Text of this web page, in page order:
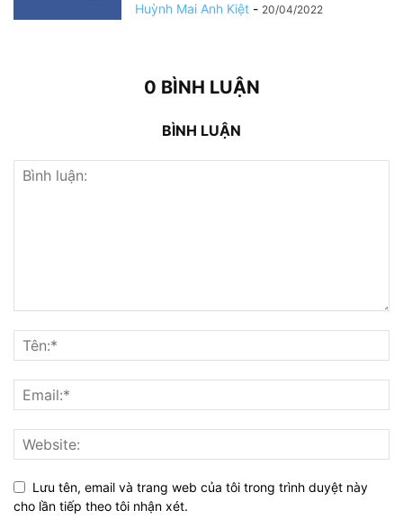
Huỳnh Mai Anh Kiệt - 20/04/2022
0 BÌNH LUẬN
BÌNH LUẬN
Lưu tên, email và trang web của tôi trong trình duyệt này
cho lần tiếp theo tôi nhận xét.